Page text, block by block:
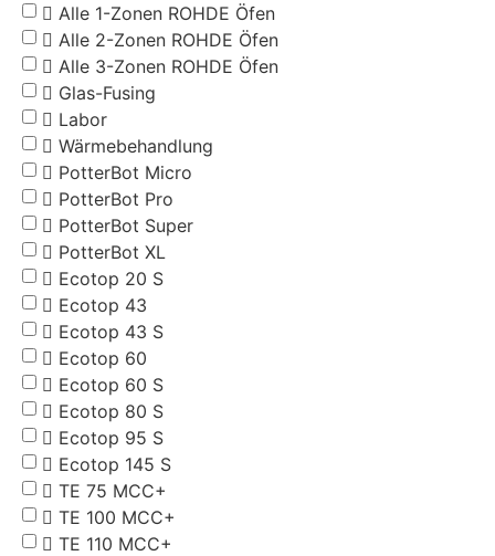
Alle 1-Zonen ROHDE Öfen
Alle 2-Zonen ROHDE Öfen
Alle 3-Zonen ROHDE Öfen
Glas-Fusing
Labor
Wärmebehandlung
PotterBot Micro
PotterBot Pro
PotterBot Super
PotterBot XL
Ecotop 20 S
Ecotop 43
Ecotop 43 S
Ecotop 60
Ecotop 60 S
Ecotop 80 S
Ecotop 95 S
Ecotop 145 S
TE 75 MCC+
TE 100 MCC+
TE 110 MCC+